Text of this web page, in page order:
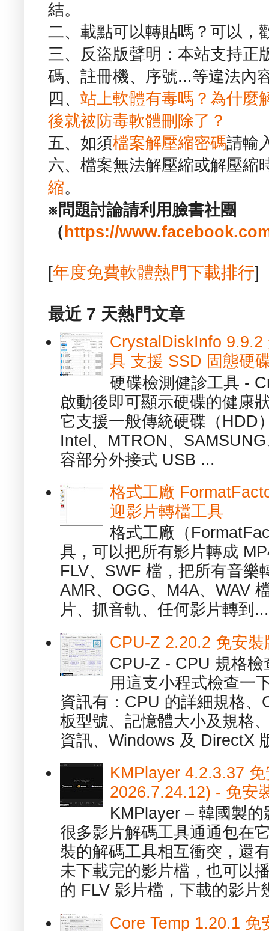
結。
二、載點可以轉貼嗎？可以，
三、反盜版聲明：本站支持正
碼、註冊機、序號...等違法內
四、 站上軟體有毒嗎？為什麼
後就被防毒軟體刪除了？
五、如須檔案解壓縮密碼請輸
六、檔案無法解壓縮或解壓縮
縮。
※問題討論請利用臉書社團
（ https://
[年度免費軟體熱門下載排行]
最近 7 天熱門文章
CrystalDiskInfo 9.9.2
具 支援 SSD 固態硬
硬碟檢測健診工具 -
啟動後即可顯示硬碟的健康
它支援一般傳統硬碟（HDD
Intel、MTRON、
容部分外接式 USB ...
格式工廠
迎影片轉檔工具
格式工廠（
具，可以把所有影片轉成
FLV、SWF 檔，把所有音樂
AMR、OGG、M4A、WAV
片、抓音軌、任何影片轉到...
CPU-Z 2.20.2 免安
CPU-Z - CPU 規格
用這支小程式檢查一
資訊有：CPU 的詳細規格
板型號、記憶體大小及規格
資訊、Windows 及 DirectX
KMPlayer 4.2.3.37
2026.7.24.12) - 免安
KMPlayer – 韓國製
很多影片解碼工具通通包在
裝的解碼工具相互衝突，還
未下載完的影片檔，也可以
的 FLV 影片檔，下載的影片
Core Temp 1.20.1 免